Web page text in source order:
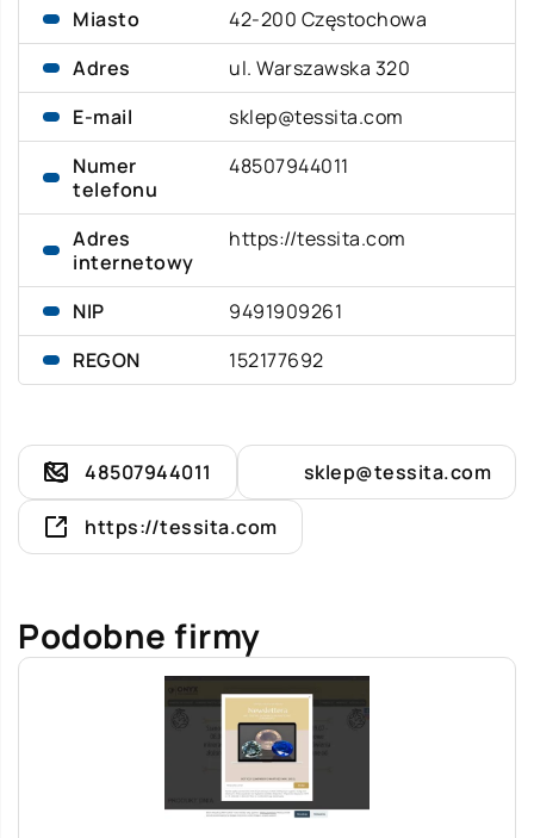
Miasto
42-200 Częstochowa
Adres
ul. Warszawska 320
E-mail
sklep@tessita.com
Numer
telefonu
48507944011
Adres
internetowy
https://tessita.com
NIP
9491909261
REGON
152177692
48507944011 sklep@tessita.com
https://tessita.com
Podobne firmy